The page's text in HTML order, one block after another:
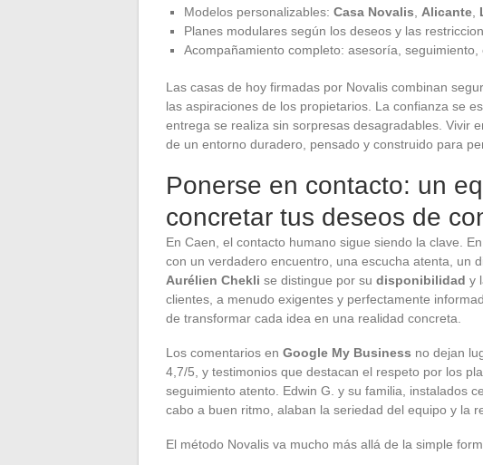
Modelos personalizables: Casa Novalis Alicante
Planes modulares según los deseos y las
Acompañamiento completo: asesoría,
Las casas de hoy firmadas por Novalis combinan
las aspiraciones de los propietarios. La confianza se
entrega se realiza sin sorpresas desagradables. Vivir
de un entorno duradero, pensado y construido para
Ponerse en contacto: un
concretar tus deseos de
En Caen, el contacto humano sigue siendo la clave. En
con un verdadero encuentro, una escucha atenta, un
Aurélien Chekli se distingue por su disponibilidad y
clientes, a menudo exigentes y perfectamente
de transformar cada idea en una realidad concreta.
Los comentarios en Google My Business no dejan
4,7/5, y testimonios que destacan el respeto por los
seguimiento atento. Edwin G. y su familia, instalados
cabo a buen ritmo, alaban la seriedad del equipo y la
El método Novalis va mucho más allá de la simple